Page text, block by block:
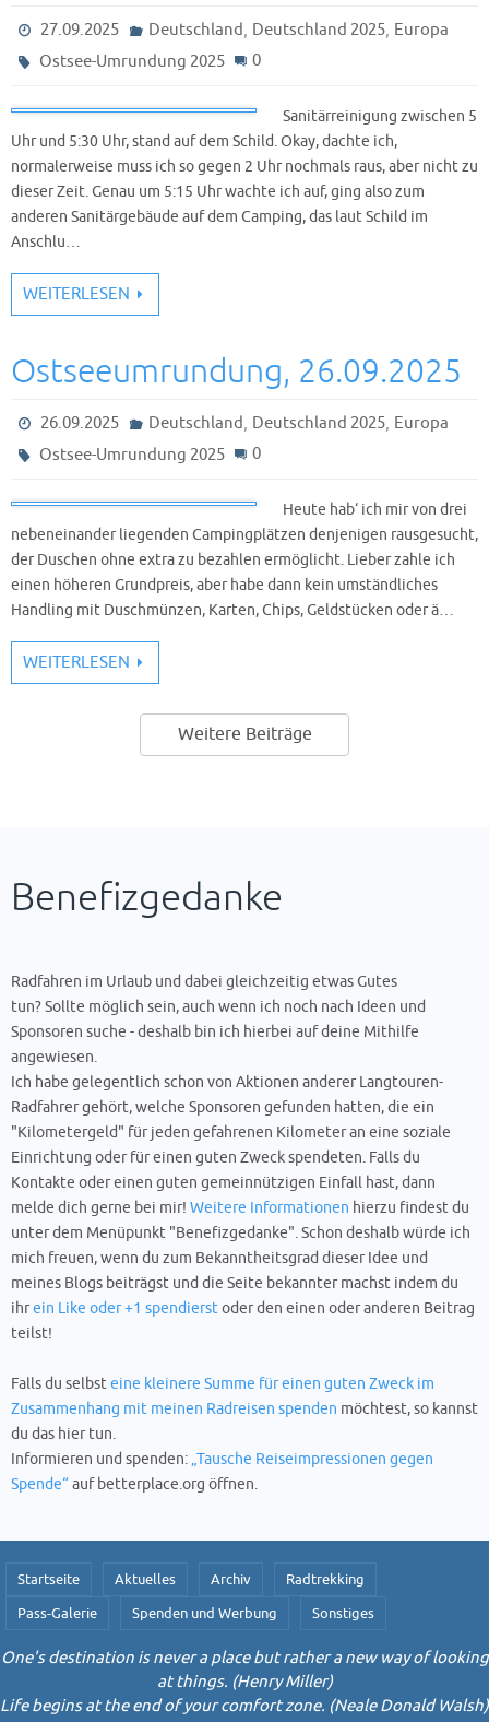
27.09.2025 Deutschland, Deutschland 2025, Europa
Ostsee-Umrundung 2025
0
Sanitärreinigung zwischen 5
Uhr und 5:30 Uhr, stand auf dem Schild. Okay, dachte ich,
normalerweise muss ich so gegen 2 Uhr nochmals raus, aber nicht zu
dieser Zeit. Genau um 5:15 Uhr wachte ich auf, ging also zum
anderen Sanitärgebäude auf dem Camping, das laut Schild im
Anschlu…
WEITERLESEN
Ostseeumrundung, 26.09.2025
26.09.2025 Deutschland, Deutschland 2025, Europa
Ostsee-Umrundung 2025
0
Heute hab‘ ich mir von drei
nebeneinander liegenden Campingplätzen denjenigen rausgesucht,
der Duschen ohne extra zu bezahlen ermöglicht. Lieber zahle ich
einen höheren Grundpreis, aber habe dann kein umständliches
Handling mit Duschmünzen, Karten, Chips, Geldstücken oder ä…
WEITERLESEN
Weitere Beiträge
Benefizgedanke
Radfahren im Urlaub und dabei gleichzeitig etwas Gutes
tun? Sollte möglich sein, auch wenn ich noch nach Ideen und
Sponsoren suche - deshalb bin ich hierbei auf deine Mithilfe
angewiesen.
Ich habe gelegentlich schon von Aktionen anderer Langtouren-
Radfahrer gehört, welche Sponsoren gefunden hatten, die ein
"Kilometergeld" für jeden gefahrenen Kilometer an eine soziale
Einrichtung oder für einen guten Zweck spendeten. Falls du
Kontakte oder einen guten gemeinnützigen Einfall hast, dann
melde dich gerne bei mir! Weitere Informationen hierzu findest du
unter dem Menüpunkt "Benefizgedanke". Schon deshalb würde ich
mich freuen, wenn du zum Bekanntheitsgrad dieser Idee und
meines Blogs beiträgst und die Seite bekannter machst indem du
ihrein Like oder +1 spendierstoder den einen oder anderen Beitrag
teilst!
Falls du selbsteine kleinere Summe für einen guten Zweck im
Zusammenhang mit meinen Radreisen spenden möchtest, so kannst
du das hier tun.
Informieren und spenden: „Tausche Reiseimpressionen gegen
Spende“auf betterplace.org öffnen.
Startseite Aktuelles Archiv
Radtrekking
Pass-Galerie
Spenden und Werbung Sonstiges
One's destination is never a place but rather a new way of looking
at things. (Henry Miller)
Life begins at the end of your comfort zone. (Neale Donald Walsh)